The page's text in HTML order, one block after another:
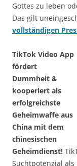
Gottes zu leben
Das gilt
vollständigen
TikTok Video App
fördert
Dummheit &
kooperiert als
erfolgreichste
Geheimwaffe aus
China mit dem
chinesischen
Geheimdienst!
Suchtpotenzial als